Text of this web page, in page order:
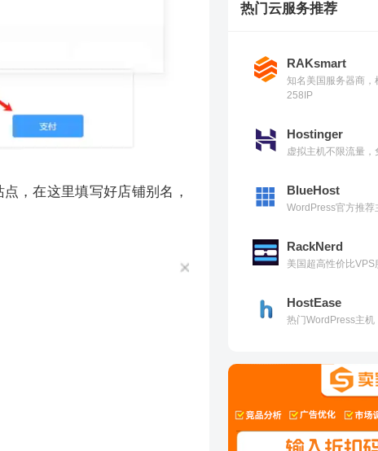
，在这里填写好店铺别名，
热门云服务推荐
RAKsmart
知名美国服务器商
258IP
Hostinger
虚拟主机不限流量
BlueHost
WordPress官方推
RackNerd
美国超高性价比VPS
HostEase
热门WordPress主